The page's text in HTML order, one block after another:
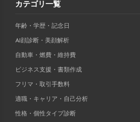
カテゴリ一覧
年齢・学歴・記念日
AI顔診断・美顔解析
自動車・燃費・維持費
ビジネス支援・書類作成
フリマ・取引手数料
適職・キャリア・自己分析
性格・個性タイプ診断